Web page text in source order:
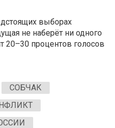
выборах
не наберёт ни одного
20–30 процентов голосов
СОБЧАК